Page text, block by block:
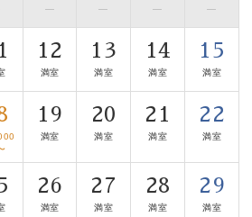
たします。
2000円）
、源泉掛け流しの温泉の質を楽し
ゆったりといやされるプライベー
ださい。
料参拝バス
— — — —
12
満室
13
満室
14
満室
15
満室
19
満室
20
満室
21
満室
22
満室
26
満室
27
満室
28
満室
29
満室